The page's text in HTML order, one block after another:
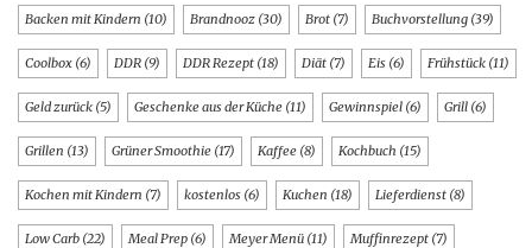
Backen mit Kindern (10) Brandnooz (30) Brot (7) Buchvorstellung (39)
Coolbox (6) DDR (9) DDR Rezept (18) Diät (7) Eis (6) Frühstück (11)
Geld zurück (5) Geschenke aus der Küche (11) Gewinnspiel (6) Grill (6)
Grillen (13) Grüner Smoothie (17) Kaffee (8) Kochbuch (15)
Kochen mit Kindern (7) kostenlos (6) Kuchen (18) Lieferdienst (8)
Low Carb (22) Meal Prep (6) Meyer Menü (11) Muffinrezept (7)